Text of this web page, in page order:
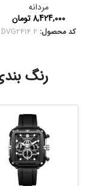
مردانه
8,424,000 تومان
کد محصول: DVG2414.2
رنگ